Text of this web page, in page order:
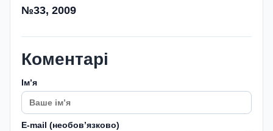
№33, 2009
Коментарі
Імʼя
E-mail (необовʼязково)